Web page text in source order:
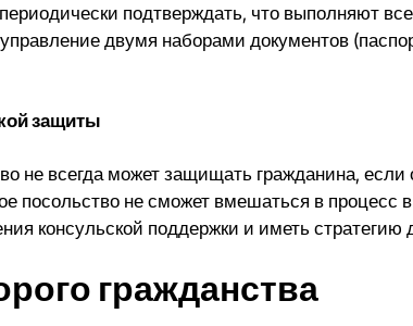
подтверждать, что выполняют
двумя наборами документов
защиты
не всегда может защищать гражданина,
посольство не сможет вмешаться в процесс
консульской поддержки и иметь
гражданства